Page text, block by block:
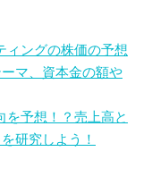
ィングの株価の予想
マ、資本金の額や
を予想！？売上高と
研究しよう！